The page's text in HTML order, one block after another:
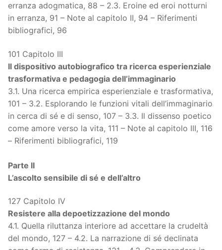
erranza adogmatica, 88 – 2.3. Eroine ed eroi notturni
in erranza, 91 – Note al capitolo II, 94 – Riferimenti
bibliografici, 96
101 Capitolo III
Il dispositivo autobiografico tra ricerca esperienziale
trasformativa e pedagogia dell’immaginario
3.1. Una ricerca empirica esperienziale e trasformativa,
101 – 3.2. Esplorando le funzioni vitali dell’immaginario
in cerca di sé e di senso, 107 – 3.3. Il dissenso poetico
come amore verso la vita, 111 – Note al capitolo III, 116
– Riferimenti bibliografici, 119
Parte II
L’ascolto sensibile di sé e dell’altro
127 Capitolo IV
Resistere alla depoetizzazione del mondo
4.1. Quella riluttanza interiore ad accettare la crudeltà
del mondo, 127 – 4.2. La narrazione di sé declinata